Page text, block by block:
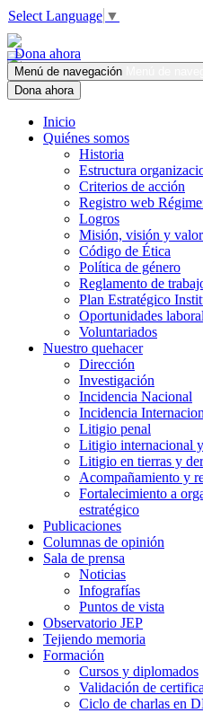
Select Language ▼
Dona ahora
Menú de navegación
Dona ahora
Inicio
Quiénes somos
Historia
Estructura
Criterios de acción
Registro web
Logros
Misión, visión y
Código de Ética
Política de género
Reglamento de
Plan Estratégico
Oportunidades
Voluntariados
Nuestro quehacer
Dirección
Investigación
Incidencia Nacional
Incidencia
Litigio penal
Litigio internacional
Litigio en tierras y
Acompañamiento y
Fortalecimiento a
estratégico
Publicaciones
Columnas de opinión
Sala de prensa
Noticias
Infografías
Puntos de vista
Observatorio JEP
Tejiendo memoria
Formación
Cursos y diplomados
Validación de
Ciclo de charlas en